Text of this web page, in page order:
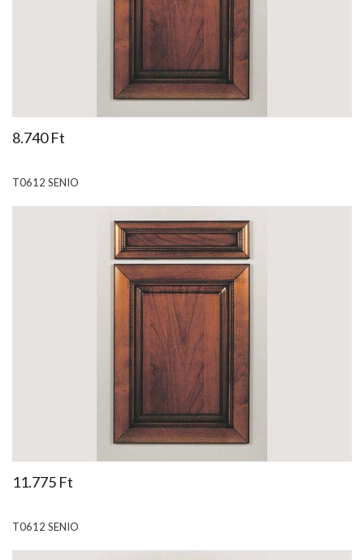
8.740 Ft
T0612 SENIO
11.775 Ft
T0612 SENIO